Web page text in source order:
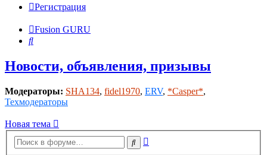
Регистрация
Fusion GURU
Поиск
Новости, объявления, призывы
Модераторы: SHA134, fidel1970, ERV, *Casper*,
Техмодераторы
Новая тема
Поиск